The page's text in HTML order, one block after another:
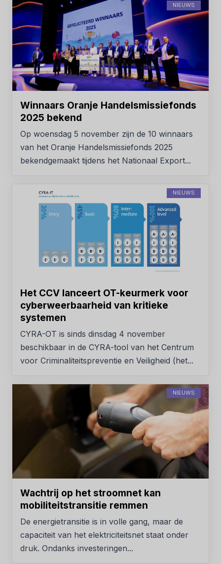
NIEUWS
Winnaars Oranje Handelsmissiefonds
2025 bekend
Op woensdag 5 november zijn de 10 winnaars
van het Oranje Handelsmissiefonds 2025
bekendgemaakt tijdens het Nationaal Export...
NIEUWS
Het CCV lanceert OT-keurmerk voor
cyberweerbaarheid van kritieke
systemen
CYRA-OT is sinds dinsdag 4 november
beschikbaar in de CYRA-tool van het Centrum
voor Criminaliteitspreventie en Veiligheid (het...
NIEUWS
Wachtrij op het stroomnet kan
mobiliteitstransitie remmen
De energietransitie is in volle gang, maar de
capaciteit van het elektriciteitsnet staat onder
druk. Ondanks investeringen...